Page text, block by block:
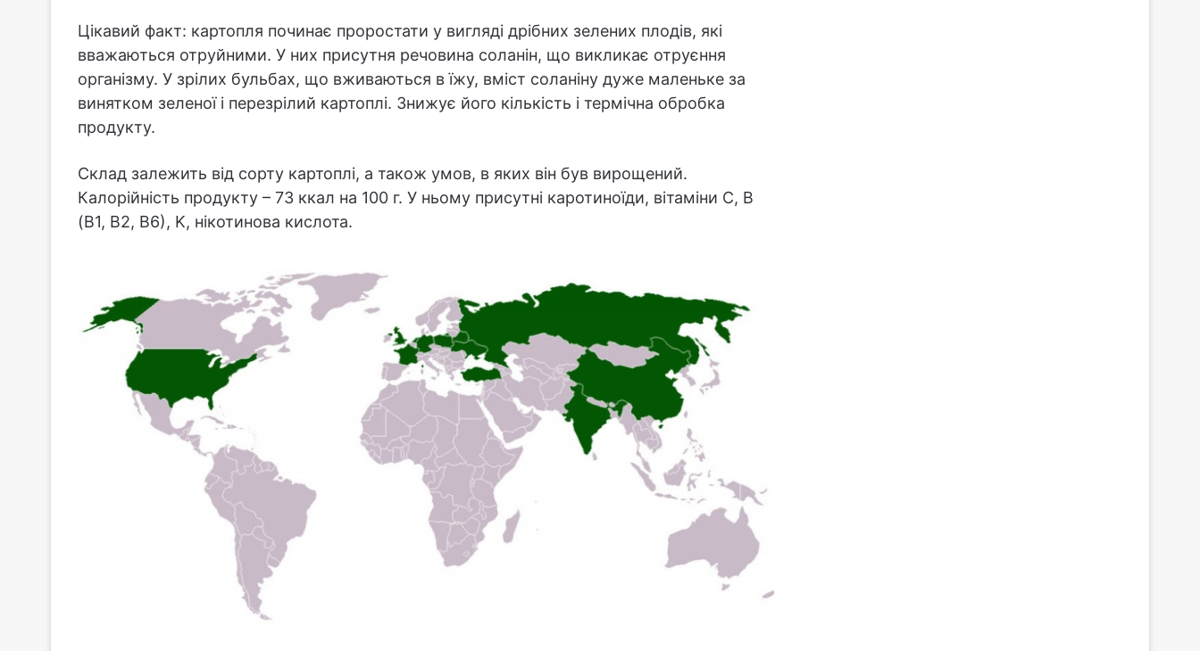
Цікавий факт: картопля починає проростати у вигляді дрібних зелених плодів, які
вважаються отруйними. У них присутня речовина соланін, що викликає отруєння
організму. У зрілих бульбах, що вживаються в їжу, вміст соланіну дуже маленьке за
винятком зеленої і перезрілий картоплі. Знижує його кількість і термічна обробка
продукту.
Склад залежить від сорту картоплі, а також умов, в яких він був вирощений.
Калорійність продукту – 73 ккал на 100 г. У ньому присутні каротиноїди, вітаміни С, B
(B1, B2, B6), K, нікотинова кислота.